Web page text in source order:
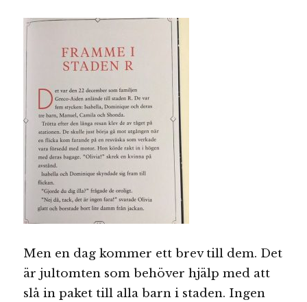
Men en dag kommer ett brev till dem. Det
är jultomten som behöver hjälp med att
slå in paket till alla barn i staden. Ingen